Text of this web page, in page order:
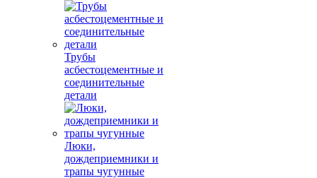
Трубы
асбестоцементные и
соединительные
детали
Люки,
дождеприемники и
трапы чугунные